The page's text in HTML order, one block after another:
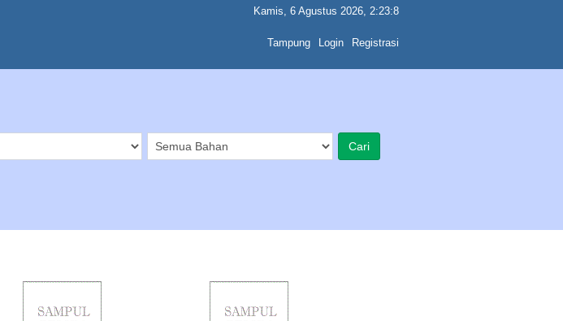
Kamis, 6 Agustus 2026, 2:23:8
Tampung Login Registrasi